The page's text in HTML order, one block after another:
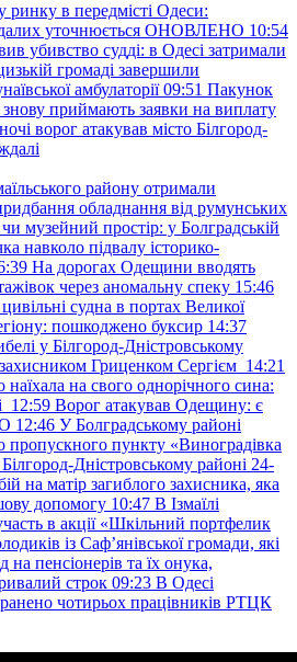
ринку в передмісті Одеси:
уточнюється ОНОВЛЕНО 10:54
убивство судді: в Одесі затримали
громаді завершили
амбулаторії 09:51 Пакунок
приймають заявки на виплату
ворог атакував місто Білгород-
району отримали
обладнання від румунських
музейний простір: у Болградській
навколо підвалу історико-
На дорогах Одещини вводять
через аномальну спеку 15:46
судна в портах Великої
пошкоджено буксир 14:37
у Білгород-Дністровському
Гриценком Сергієм 14:21
на свого однорічного сина:
12:59 Ворог атакував Одещину: є
12:46 У Болградському районі
пропускного пункту «Виноградівка
Дністровському районі 24-
на матір загиблого захисника, яка
допомогу 10:47 В Ізмаїлі
в акції «Шкільний портфелик
із Саф’янівської громади, які
пенсіонерів та їх онука,
строк 09:23 В Одесі
чотирьох працівників РТЦК